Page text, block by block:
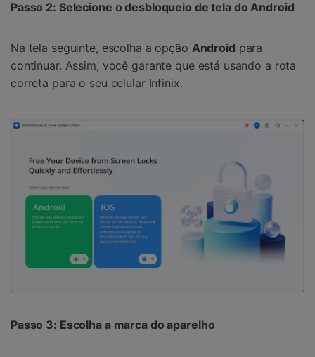
Passo 2: Selecione o desbloqueio de tela do Android
Na tela seguinte, escolha a opção Android para
continuar. Assim, você garante que está usando a rota
correta para o seu celular Infinix.
Passo 3: Escolha a marca do aparelho